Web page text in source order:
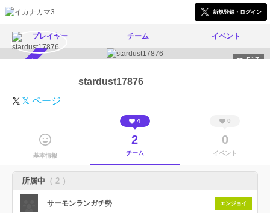
新規登録・ログイン
プレイヤー チーム イベント
517
stardust17876
𝕏 ページ
基本情報
4
2
チーム
0
0
イベント
所属中 （ 2 ）
サーモンランガチ勢 エンジョイ